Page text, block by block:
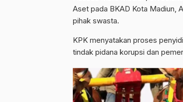
Aset pada BKAD Kota Madiun,
pihak swasta.
KPK menyatakan proses
tindak pidana korupsi dan